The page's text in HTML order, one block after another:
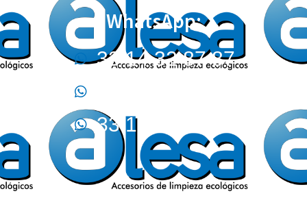
WhatsApp:
33 14 32 87 87
33 17 09 05 70